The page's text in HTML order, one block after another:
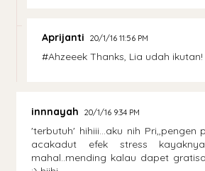
Aprijanti 20/1/16 11:56 PM
#Ahzeeek Thanks, Lia udah ikutan!
innnayah 20/1/16 9:34 PM
'terbutuh' hihiii...aku nih Pri,,pengen
acakadut efek stress
mahal..mending kalau dapet